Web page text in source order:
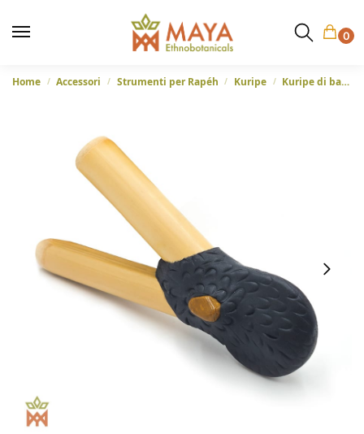
0
Home / Accessori / Strumenti per Rapéh / Kuripe / Kuripe di bambù – Hare Haux